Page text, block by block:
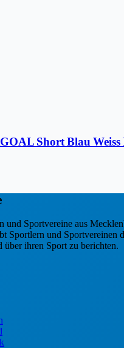
Short Blau Weiss
und Sportvereine aus
Sportlern und Sportvereinen
über ihren Sport zu berichten.